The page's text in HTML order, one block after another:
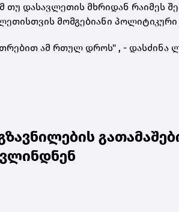
დასავლეთის მხრიდან რაიმეს
მომგებიანი პოლიტიკური
ამ რთულ დროს" , - დასძინა